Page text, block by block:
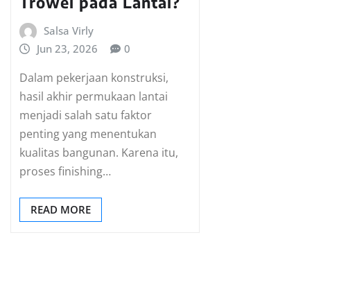
Salsa Virly
Jun 23, 2026
0
Dalam pekerjaan konstruksi,
hasil akhir permukaan lantai
menjadi salah satu faktor
penting yang menentukan
kualitas bangunan. Karena itu,
proses finishing…
READ MORE